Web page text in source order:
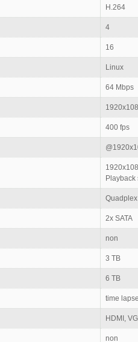
H.264
4
16
Linux
64 Mbps
400 fps
Playback
Quadplex
2x SATA
non
3 TB
6 TB
time
HDMI,
non